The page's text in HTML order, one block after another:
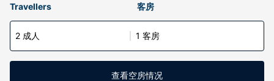
Travellers 客房
2 成人 1 客房
查看空房情况